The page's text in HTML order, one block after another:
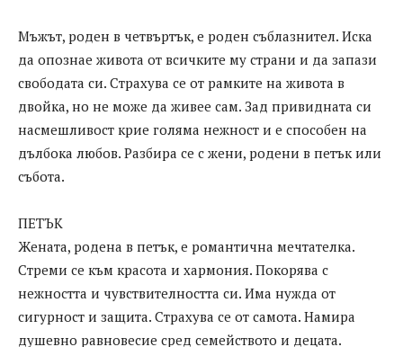
Мъжът, роден в четвъртък, е роден съблазнител. Иска
да опознае живота от всичките му страни и да запази
свободата си. Страхува се от рамките на живота в
двойка, но не може да живее сам. Зад привидната си
насмешливост крие голяма нежност и е способен на
дълбока любов. Разбира се с жени, родени в петък или
събота.
ПЕТЪК
Жената, родена в петък, е романтична мечтателка.
Стреми се към красота и хармония. Покорява с
нежността и чувствителността си. Има нужда от
сигурност и защита. Страхува се от самота. Намира
душевно равновесие сред семейството и децата.